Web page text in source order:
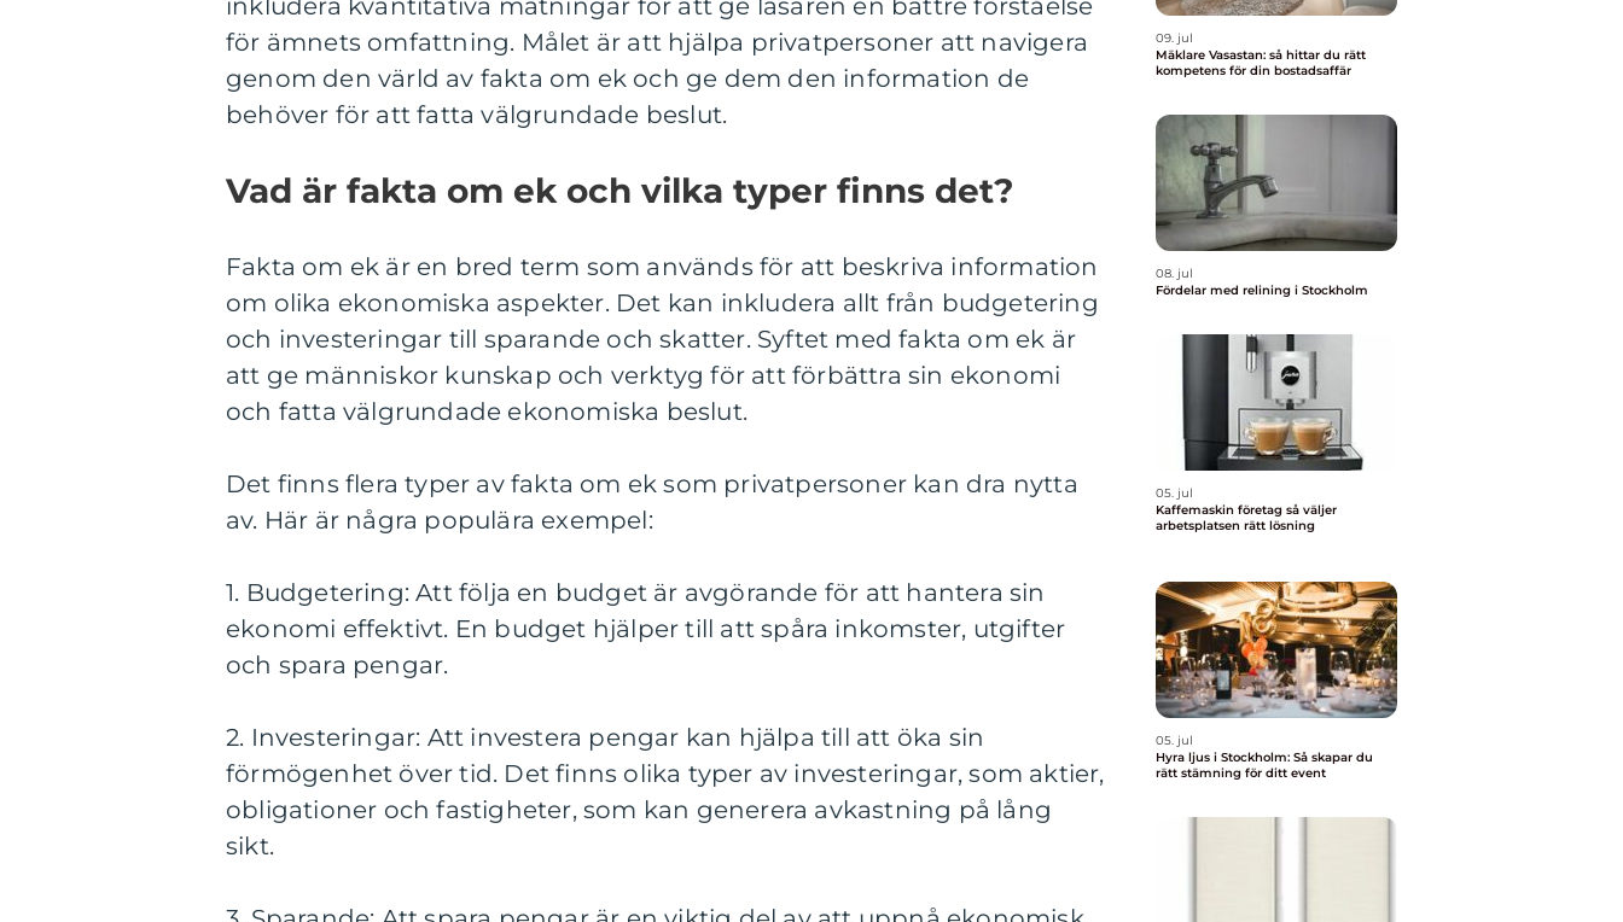
inkludera kvantitativa mätningar för att ge läsaren en bättre förståelse
för ämnets omfattning. Målet är att hjälpa privatpersoner att navigera
genom den värld av fakta om ek och ge dem den information de
behöver för att fatta välgrundade beslut.
Vad är fakta om ek och vilka typer finns det?
Fakta om ek är en bred term som används för att beskriva information
om olika ekonomiska aspekter. Det kan inkludera allt från budgetering
och investeringar till sparande och skatter. Syftet med fakta om ek är
att ge människor kunskap och verktyg för att förbättra sin ekonomi
och fatta välgrundade ekonomiska beslut.
Det finns flera typer av fakta om ek som privatpersoner kan dra nytta
av. Här är några populära exempel:
1. Budgetering: Att följa en budget är avgörande för att hantera sin
ekonomi effektivt. En budget hjälper till att spåra inkomster, utgifter
och spara pengar.
2. Investeringar: Att investera pengar kan hjälpa till att öka sin
förmögenhet över tid. Det finns olika typer av investeringar, som aktier,
obligationer och fastigheter, som kan generera avkastning på lång
sikt.
09. jul
Mäklare Vasastan: så hittar du rätt
kompetens för din bostadsaffär
08. jul
Fördelar med relining i Stockholm
05. jul
Kaffemaskin företag så väljer
arbetsplatsen rätt lösning
05. jul
Hyra ljus i Stockholm: Så skapar du
rätt stämning för ditt event